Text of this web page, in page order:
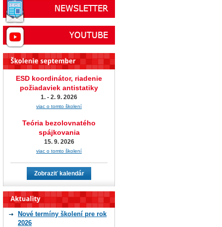
ESD koordinátor, riadenie
požiadaviek antistatiky
1. - 2. 9. 2026
viac o tomto školení
Teória bezolovnatého
spájkovania
15. 9. 2026
viac o tomto školení
Zobraziť kalendár
Nové termíny školení pre rok
2026